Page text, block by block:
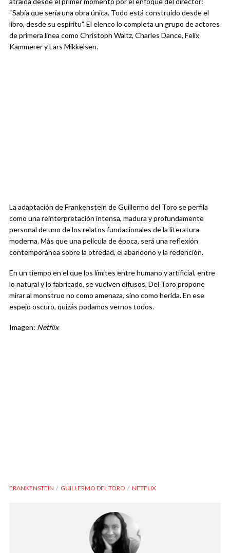
“Sabía que sería una obra única. Todo está construido desde el
libro, desde su espíritu”. El elenco lo completa un grupo de actores
de primera línea como Christoph Waltz, Charles Dance, Felix
Kammerer y Lars Mikkelsen.
La adaptación de Frankenstein de Guillermo del Toro se perfila
como una reinterpretación intensa, madura y profundamente
personal de uno de los relatos fundacionales de la literatura
moderna. Más que una película de época, será una reflexión
contemporánea sobre la otredad, el abandono y la redención.
En un tiempo en el que los límites entre humano y artificial, entre
lo natural y lo fabricado, se vuelven difusos, Del Toro propone
mirar al monstruo no como amenaza, sino como herida. En ese
espejo oscuro, quizás podamos vernos todos.
Imagen: Netflix
FRANKENSTEIN GUILLERMO DEL TORO NETFLIX